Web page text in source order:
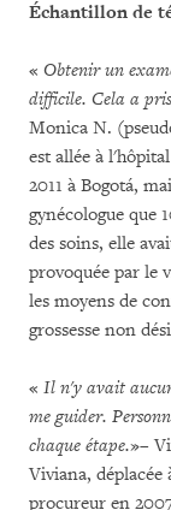
Échantillon de
« Obtenir un
difficile. Cela a
Monica N.
est allée à
2011 à Bogotá,
gynécologue que
des soins, elle
provoquée par le
les moyens de
grossesse non
« Il n'y avait
me guider.
chaque étape.»–
Viviana,
procureur en